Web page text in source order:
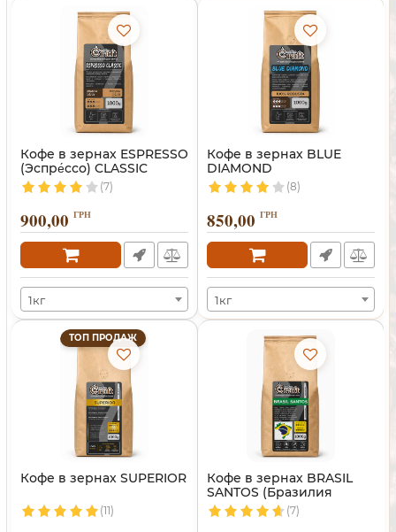
Кофе в зернах ESPRESSO
(Эспре́ссо) CLASSIC
(7)
900,00 ГРН
1кг
Кофе в зернах BLUE
DIAMOND
(8)
850,00 ГРН
1кг
ТОП ПРОДАЖ
Кофе в зернах SUPERIOR
(11)
Кофе в зернах BRASIL
SANTOS (Бразилия
Сантос)
(7)